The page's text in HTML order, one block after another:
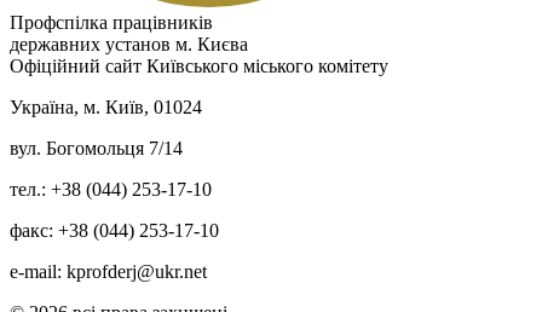
Профспілка працівників
державних установ м. Києва
Офіційний сайт Київського міського комітету
Україна, м. Київ, 01024
вул. Богомольця 7/14
тел.: +38 (044) 253-17-10
факс: +38 (044) 253-17-10
e-mail: kprofderj@ukr.net